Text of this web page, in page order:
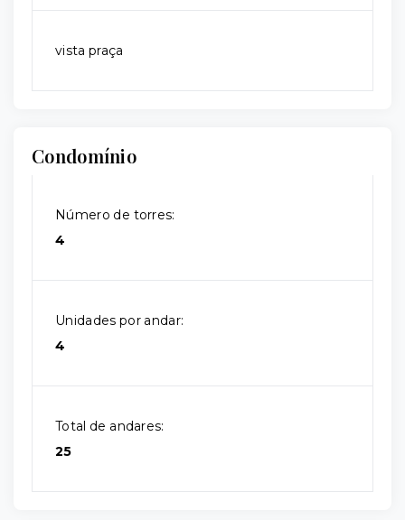
vista praça
Condomínio
Número de torres:
4
Unidades por andar:
4
Total de andares:
25